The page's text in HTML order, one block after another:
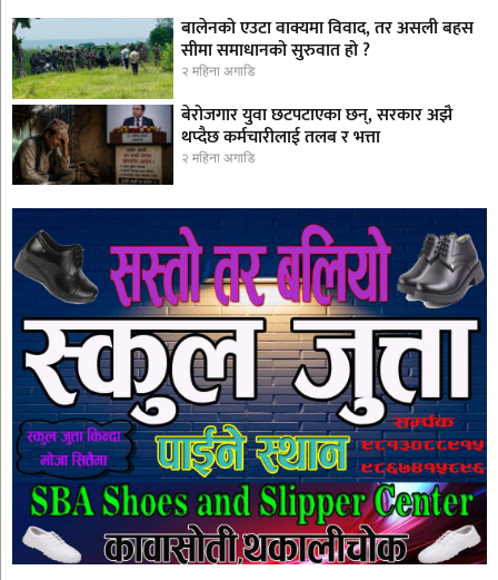
बालेनको एउटा वाक्यमा विवाद, तर असली बहस
सीमा समाधानको सुरुवात हो ?
२ महिना अगाडि
बेरोजगार युवा छटपटाएका छन्, सरकार अझै
थप्दैछ कर्मचारीलाई तलब र भत्ता
२ महिना अगाडि